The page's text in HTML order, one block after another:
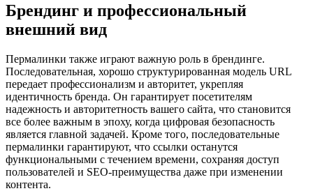
Брендинг и профессиональный
внешний вид
Пермалинки также играют важную роль в брендинге.
Последовательная, хорошо структурированная модель URL
передает профессионализм и авторитет, укрепляя
идентичность бренда. Он гарантирует посетителям
надежность и авторитетность вашего сайта, что становится
все более важным в эпоху, когда цифровая безопасность
является главной задачей. Кроме того, последовательные
пермалинки гарантируют, что ссылки останутся
функциональными с течением времени, сохраняя доступ
пользователей и SEO-преимущества даже при изменении
контента.